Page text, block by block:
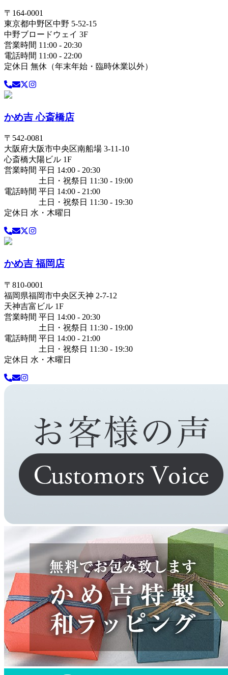
〒 164-0001
東京都中野区中野 5-52-15
中野ブロードウェイ 3F
営業時間 11:00 - 20:30
電話時間 11:00 - 22:00
定休日 無休（年末年始・臨時休業以外）
かめ吉 心斎橋店
〒 542-0081
大阪府大阪市中央区南船場 3-11-10
心斎橋大陽ビル 1F
営業時間 平日 14:00 - 20:30
土日・祝祭日 11:30 - 19:00
電話時間 平日 14:00 - 21:00
土日・祝祭日 11:30 - 19:30
定休日 水・木曜日
かめ吉 福岡店
〒 810-0001
福岡県福岡市中央区天神 2-7-12
天神吉富ビル 1F
営業時間 平日 14:00 - 20:30
土日・祝祭日 11:30 - 19:00
電話時間 平日 14:00 - 21:00
土日・祝祭日 11:30 - 19:30
定休日 水・木曜日